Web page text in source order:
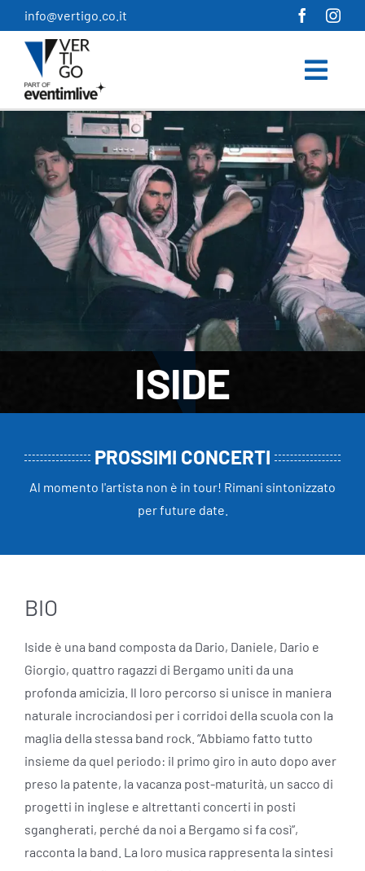
Salta
al
contenuto
info@vertigo.co.it
ISIDE
PROSSIMI CONCERTI
Al momento l'artista non è in tour! Rimani sintonizzato
per future date.
BIO
Iside è una band composta da Dario, Daniele, Dario e
Giorgio, quattro ragazzi di Bergamo uniti da una
profonda amicizia. Il loro percorso si unisce in maniera
naturale incrociandosi per i corridoi della scuola con la
maglia della stessa band rock. “Abbiamo fatto tutto
insieme da quel periodo: il primo giro in auto dopo aver
preso la patente, la vacanza post-maturità, un sacco di
progetti in inglese e altrettanti concerti in posti
sgangherati, perché da noi a Bergamo si fa così”,
racconta la band. La loro musica rappresenta la sintesi